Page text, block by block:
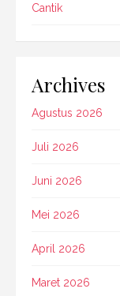
Cantik
Archives
Agustus 2026
Juli 2026
Juni 2026
Mei 2026
April 2026
Maret 2026